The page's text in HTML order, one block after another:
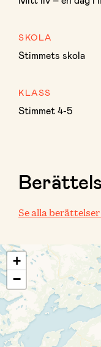
SKOLA
Stimmets skola
KLASS
Stimmet 4-5
Se alla
+
−